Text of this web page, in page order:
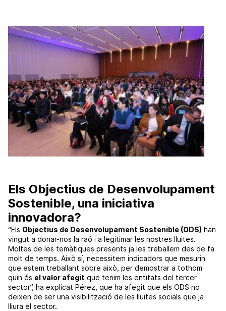
Els Objectius de Desenvolupament
Sostenible, una iniciativa
innovadora?
“Els Objectius de Desenvolupament Sostenible (ODS) han
vingut a donar-nos la raó i a legitimar les nostres lluites.
Moltes de les temàtiques presents ja les treballem des de fa
molt de temps. Això sí, necessitem indicadors que mesurin
que estem treballant sobre això, per demostrar a tothom
quin és el valor afegit que tenim les entitats del tercer
sector”, ha explicat Pérez, que ha afegit que els ODS no
deixen de ser una visibilització de les lluites socials que ja
lliura el sector.